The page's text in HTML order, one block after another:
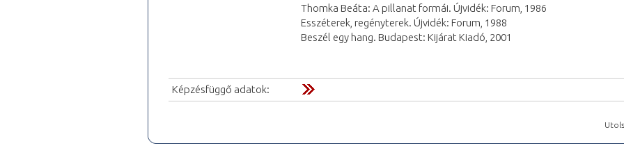
Thomka Beáta: A pillanat formái. Újvidék: Forum, 1986
Esszéterek, regényterek. Újvidék: Forum, 1988
Beszél egy hang. Budapest: Kijárat Kiadó, 2001
Képzésfüggő adatok: